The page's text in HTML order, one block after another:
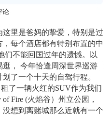
论
里是爸妈的挚爱，特别是过
每个酒店都有特别布置的中
们不能回国过年的遗憾。以
， 今年恰逢周深世界巡游
了一个十天的自驾行程。
了一辆火红的SUV作为我们
Fire (火焰谷）州立公园，
想到离赌城那么近就有一个